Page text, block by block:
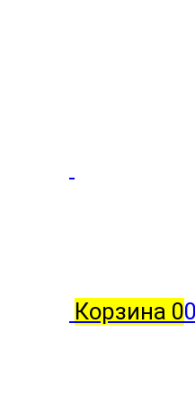
Корзина 0